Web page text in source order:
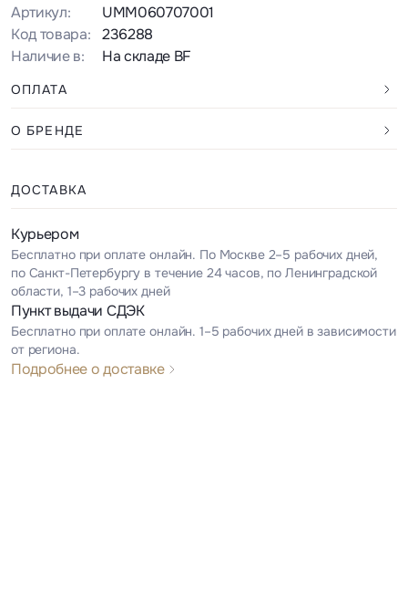
Артикул:
UMM060707001
Код товара:
236288
Наличие в:
На складе BF
ОПЛАТА
О БРЕНДЕ
ДОСТАВКА
Курьером
Бесплатно при оплате онлайн. По Москве 2–5 рабочих дней,
по Санкт-Петербургу в течение 24 часов, по Ленинградской
области, 1–3 рабочих дней
Пункт выдачи СДЭК
Бесплатно при оплате онлайн. 1–5 рабочих дней в зависимости
от региона.
Подробнее о доставке